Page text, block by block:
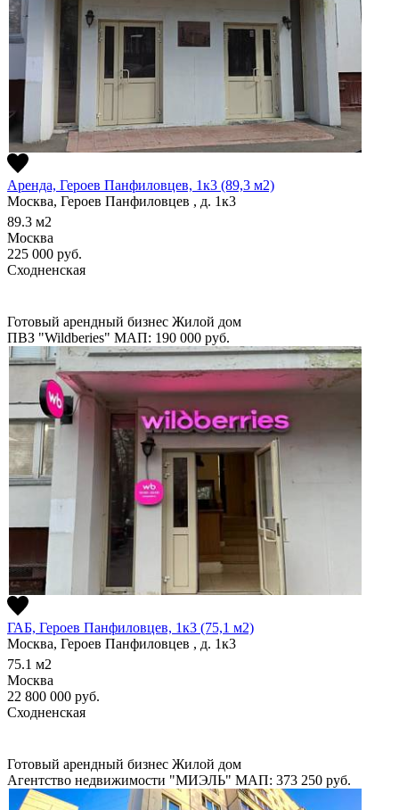
Аренда, Героев Панфиловцев, 1к3 (89,3 м2)
Москва, Героев Панфиловцев , д. 1к3
89.3 м2
Москва
225 000 руб.
Сходненская
Готовый арендный бизнес Жилой дом
ПВЗ "Wildberies" МАП: 190 000 руб.
ГАБ, Героев Панфиловцев, 1к3 (75,1 м2)
Москва, Героев Панфиловцев , д. 1к3
75.1 м2
Москва
22 800 000 руб.
Сходненская
Готовый арендный бизнес Жилой дом
Агентство недвижимости "МИЭЛЬ" МАП: 373 250 руб.